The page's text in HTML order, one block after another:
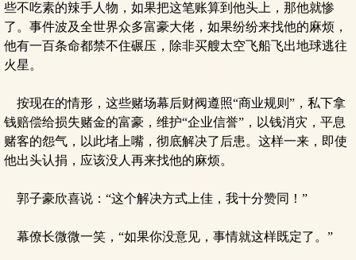
些不吃素的辣手人物，如果把这笔账算到他头上，那他就惨
了。事件波及全世界众多富豪大佬，如果纷纷来找他的麻烦，
他有一百条命都禁不住碾压，除非买艘太空飞船飞出地球逃往
火星。
按现在的情形，这些赌场幕后财阀遵照“商业规则”，私下拿
钱赔偿给损失赌金的富豪，维护“企业信誉”，以钱消灾，平息
赌客的怨气，以此堵上嘴，彻底解决了后患。这样一来，即使
他出头认捐，应该没人再来找他的麻烦。
郭子豪欣喜说：“这个解决方式上佳，我十分赞同！”
幕僚长微微一笑，“如果你没意见，事情就这样既定了。”